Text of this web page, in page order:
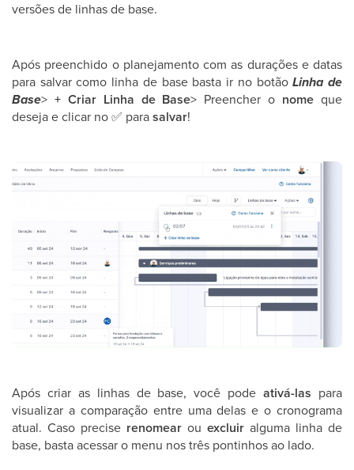
versões de linhas de base.
Após preenchido o planejamento com as durações e datas
para salvar como linha de base basta ir no botãoLinha de
Base> + Criar Linha de Base> Preencher o nomeque
deseja e clicar no✅ parasalvar!
Após criar as linhas de base, você pode ativá-las para
visualizar a comparação entre uma delas e o cronograma
atual. Caso precise renomear ou excluir alguma linha de
base, basta acessar o menu nos três pontinhos ao lado.